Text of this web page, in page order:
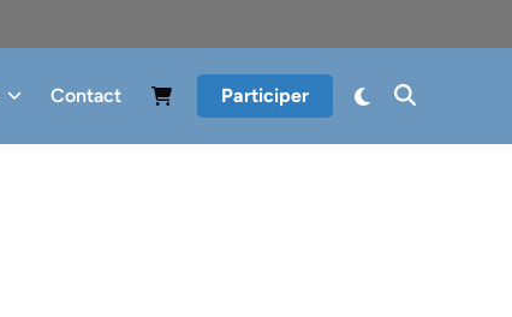
Contact Participer